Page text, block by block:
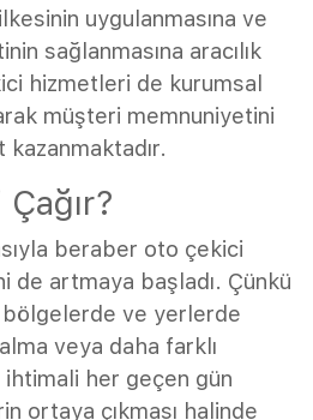
uygulanmasına ve
sağlanmasına aracılık
hizmetleri de kurumsal
müşteri memnuniyetini
kazanmaktadır.
beraber oto çekici
de artmaya başladı. Çünkü
bölgelerde ve yerlerde
veya daha farklı
ihtimali her geçen gün
ortaya çıkması halinde